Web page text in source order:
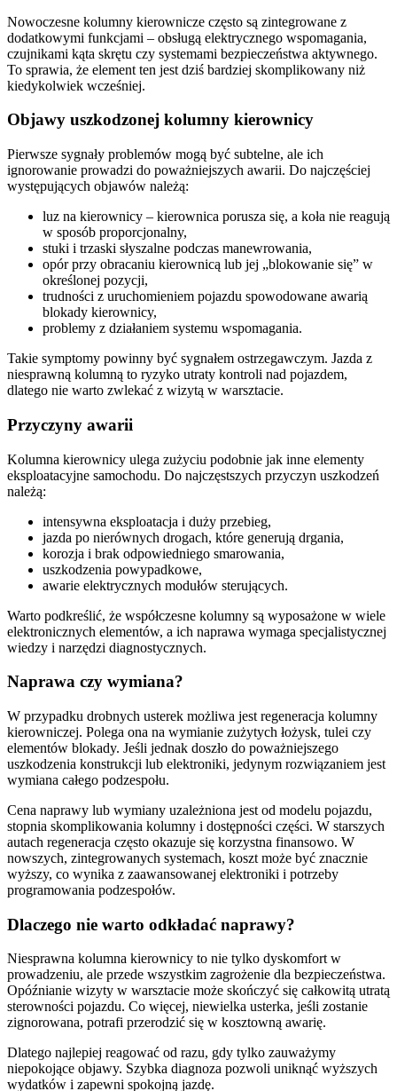
Nowoczesne kolumny kierownicze często są zintegrowane z
dodatkowymi funkcjami – obsługą elektrycznego wspomagania,
czujnikami kąta skrętu czy systemami bezpieczeństwa aktywnego.
To sprawia, że element ten jest dziś bardziej skomplikowany niż
kiedykolwiek wcześniej.
Objawy uszkodzonej kolumny kierownicy
Pierwsze sygnały problemów mogą być subtelne, ale ich
ignorowanie prowadzi do poważniejszych awarii. Do najczęściej
występujących objawów należą:
luz na kierownicy – kierownica porusza się, a koła nie reagują
w sposób proporcjonalny,
stuki i trzaski słyszalne podczas manewrowania,
opór przy obracaniu kierownicą lub jej „blokowanie się” w
określonej pozycji,
trudności z uruchomieniem pojazdu spowodowane awarią
blokady kierownicy,
problemy z działaniem systemu wspomagania.
Takie symptomy powinny być sygnałem ostrzegawczym. Jazda z
niesprawną kolumną to ryzyko utraty kontroli nad pojazdem,
dlatego nie warto zwlekać z wizytą w warsztacie.
Przyczyny awarii
Kolumna kierownicy ulega zużyciu podobnie jak inne elementy
eksploatacyjne samochodu. Do najczęstszych przyczyn uszkodzeń
należą:
intensywna eksploatacja i duży przebieg,
jazda po nierównych drogach, które generują drgania,
korozja i brak odpowiedniego smarowania,
uszkodzenia powypadkowe,
awarie elektrycznych modułów sterujących.
Warto podkreślić, że współczesne kolumny są wyposażone w wiele
elektronicznych elementów, a ich naprawa wymaga specjalistycznej
wiedzy i narzędzi diagnostycznych.
Naprawa czy wymiana?
W przypadku drobnych usterek możliwa jest regeneracja kolumny
kierowniczej. Polega ona na wymianie zużytych łożysk, tulei czy
elementów blokady. Jeśli jednak doszło do poważniejszego
uszkodzenia konstrukcji lub elektroniki, jedynym rozwiązaniem jest
wymiana całego podzespołu.
Cena naprawy lub wymiany uzależniona jest od modelu pojazdu,
stopnia skomplikowania kolumny i dostępności części. W starszych
autach regeneracja często okazuje się korzystna finansowo. W
nowszych, zintegrowanych systemach, koszt może być znacznie
wyższy, co wynika z zaawansowanej elektroniki i potrzeby
programowania podzespołów.
Dlaczego nie warto odkładać naprawy?
Niesprawna kolumna kierownicy to nie tylko dyskomfort w
prowadzeniu, ale przede wszystkim zagrożenie dla bezpieczeństwa.
Opóźnianie wizyty w warsztacie może skończyć się całkowitą utratą
sterowności pojazdu. Co więcej, niewielka usterka, jeśli zostanie
zignorowana, potrafi przerodzić się w kosztowną awarię.
Dlatego najlepiej reagować od razu, gdy tylko zauważymy
niepokojące objawy. Szybka diagnoza pozwoli uniknąć wyższych
wydatków i zapewni spokojną jazdę.